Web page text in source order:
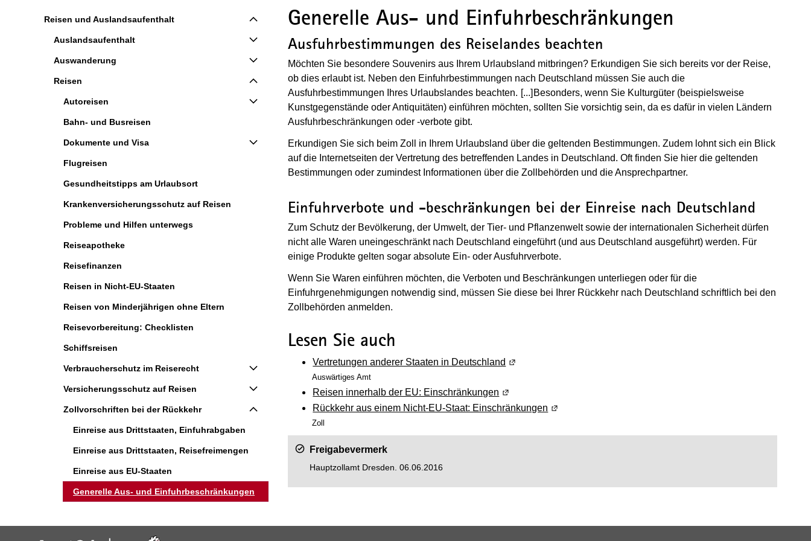
Reisen und Auslandsaufenthalt
Auslandsaufenthalt
Auswanderung
Reisen
Autoreisen
Bahn- und Busreisen
Dokumente und Visa
Flugreisen
Gesundheitstipps am Urlaubsort
Krankenversicherungsschutz auf Reisen
Probleme und Hilfen unterwegs
Reiseapotheke
Reisefinanzen
Reisen in Nicht-EU-Staaten
Reisen von Minderjährigen ohne Eltern
Reisevorbereitung: Checklisten
Schiffsreisen
Verbraucherschutz im Reiserecht
Versicherungsschutz auf Reisen
Zollvorschriften bei der Rückkehr
Einreise aus Drittstaaten, Einfuhrabgaben
Einreise aus Drittstaaten, Reisefreimengen
Einreise aus EU-Staaten
Generelle Aus- und Einfuhrbeschränkungen
Generelle Aus- und Einfuhrbeschränkungen
Ausfuhrbestimmungen des Reiselandes beachten
Möchten Sie besondere Souvenirs aus Ihrem Urlaubsland mitbringen? Erkundigen Sie sich bereits vor der Reise,
ob dies erlaubt ist. Neben den Einfuhrbestimmungen nach Deutschland müssen Sie auch die
Ausfuhrbestimmungen Ihres Urlaubslandes beachten. [...] (Wird in einem neuen Fenster geöffnet)
Besonders, wenn Sie Kulturgüter (beispielsweise
Kunstgegenstände oder Antiquitäten) einführen möchten, sollten Sie vorsichtig sein, da es dafür in vielen Ländern
Ausfuhrbeschränkungen oder -verbote gibt.
Erkundigen Sie sich beim Zoll in Ihrem Urlaubsland über die geltenden Bestimmungen. Zudem lohnt sich ein Blick
auf die Internetseiten der Vertretung des betreffenden Landes in Deutschland. Oft finden Sie hier die geltenden
Bestimmungen oder zumindest Informationen über die Zollbehörden und die Ansprechpartner.
Einfuhrverbote und -beschränkungen bei der Einreise nach Deutschland
Zum Schutz der Bevölkerung, der Umwelt, der Tier- und Pflanzenwelt sowie der internationalen Sicherheit dürfen
nicht alle Waren uneingeschränkt nach Deutschland eingeführt (und aus Deutschland ausgeführt) werden. Für
einige Produkte gelten sogar absolute Ein- oder Ausfuhrverbote.
Wenn Sie Waren einführen möchten, die Verboten und Beschränkungen unterliegen oder für die
Einfuhrgenehmigungen notwendig sind, müssen Sie diese bei Ihrer Rückkehr nach Deutschland schriftlich bei den
Zollbehörden anmelden.
Lesen Sie auch
Vertretungen anderer Staaten in Deutschland (Wird in einem neuen Fenster geöffnet)
Auswärtiges Amt
Reisen innerhalb der EU: Einschränkungen (Wird in einem neuen Fenster geöffnet)
Rückkehr aus einem Nicht-EU-Staat: Einschränkungen (Wird in einem neuen Fenster geöffnet)
Zoll
Freigabevermerk
Hauptzollamt Dresden. 06.06.2016